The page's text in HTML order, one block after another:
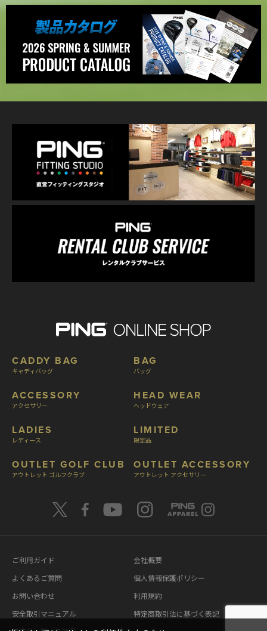
CADDY BAG
キャディバッグ
ACCESSORY
アクセサリー
LADIES
レディース
OUTLET GOLF CLUB
アウトレット ゴルフクラブ
BAG
バッグ
HEAD WEAR
ヘッドウェア
LIMITED
限定品
OUTLET ACCESSORY
アウトレット アクセサリー
ご利用ガイド
よくあるご質問
お問い合わせ
安全取引マニュアル
会社概要
個人情報保護ポリシー
利用規約
特定商取引法に基づく表記